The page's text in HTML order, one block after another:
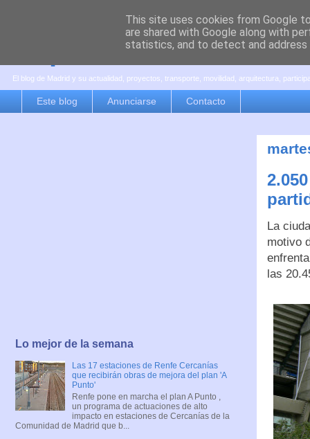
es por madrid
El blog de Madrid y su actualidad, proyectos, transporte, movilidad, arquitectura,
Este blog Anunciarse Contacto
La
motivo
las
Lo mejor de la semana
Las 17 estaciones de Renfe Cercanías
que recibirán obras de mejora del plan 'A
Punto'
Renfe pone en marcha el plan A Punto ,
un programa de actuaciones de alto
impacto en estaciones de Cercanías de la
Comunidad de Madrid que b...
This site uses cookies from Google
are shared with Google along with
statistics, and to detect and address